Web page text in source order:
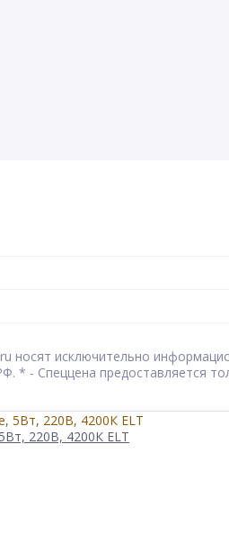
носят исключительно
* - Спеццена предоставляется
220В, 4200К ELT